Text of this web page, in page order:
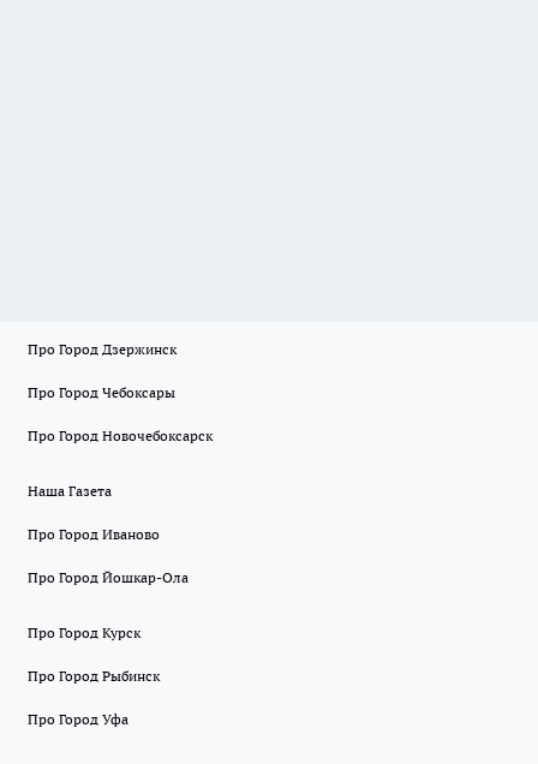
Про Город Дзержинск
Про Город Чебоксары
Про Город Новочебоксарск
Наша Газета
Про Город Иваново
Про Город Йошкар-Ола
Про Город Курск
Про Город Рыбинск
Про Город Уфа